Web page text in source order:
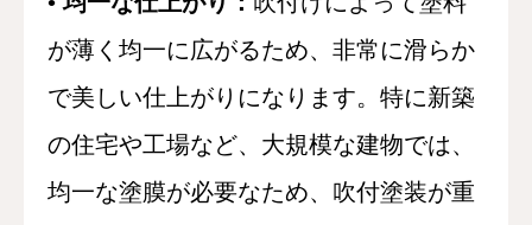
が薄く均一に広がるため、非常に滑らか
で美しい仕上がりになります。特に新築
の住宅や工場など、大規模な建物では、
均一な塗膜が必要なため、吹付塗装が重